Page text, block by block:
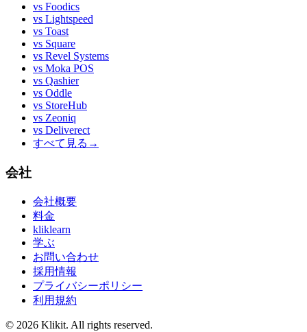
vs Foodics
vs Lightspeed
vs Toast
vs Square
vs Revel Systems
vs Moka POS
vs Qashier
vs Oddle
vs StoreHub
vs Zeoniq
vs Deliverect
すべて見る →
会社
会社概要
料金
kliklearn
学ぶ
お問い合わせ
採用情報
プライバシーポリシー
利用規約
© 2026 Klikit. All rights reserved.